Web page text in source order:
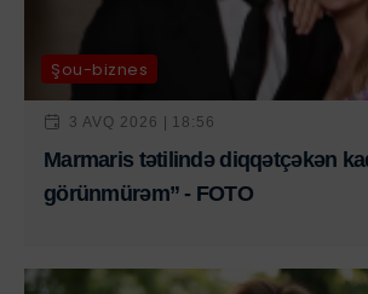
Şou-biznes
3 AVQ 2026 | 18:56
Marmaris tətilində diqqətçəkən
görünmürəm” - FOTO